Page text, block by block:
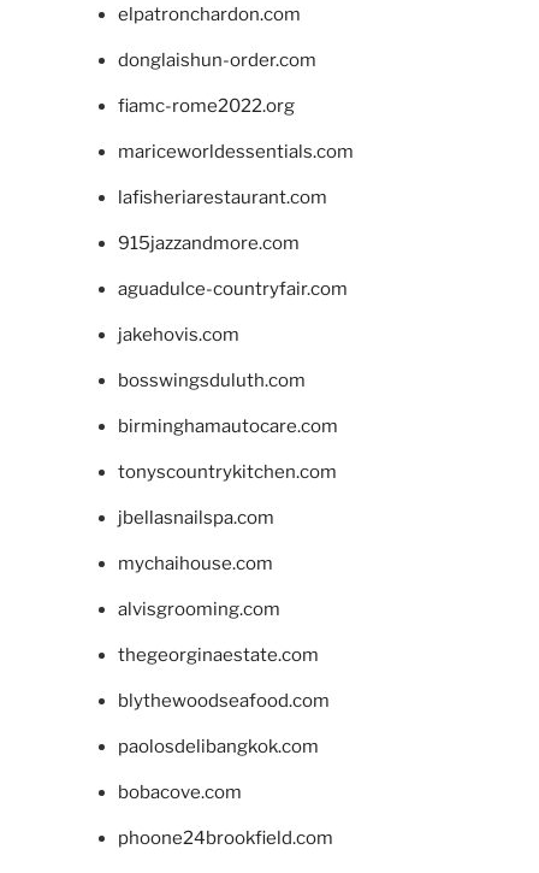
elpatronchardon.com
donglaishun-order.com
fiamc-rome2022.org
mariceworldessentials.com
lafisheriarestaurant.com
915jazzandmore.com
aguadulce-countryfair.com
jakehovis.com
bosswingsduluth.com
birminghamautocare.com
tonyscountrykitchen.com
jbellasnailspa.com
mychaihouse.com
alvisgrooming.com
thegeorginaestate.com
blythewoodseafood.com
paolosdelibangkok.com
bobacove.com
phoone24brookfield.com